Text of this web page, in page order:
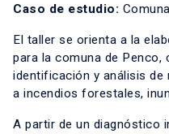
Caso de estudio:
El taller se orienta a la
para la comuna de Penco,
identificación y análisis
a incendios forestales,
A partir de un diagnóstico